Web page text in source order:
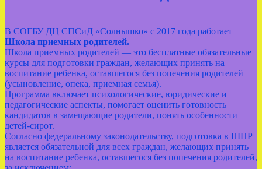
В СОГБУ ДЦ СПСиД «Солнышко» с 2017 года работает
Школа приемных родителей.
Школа приемных родителей — это бесплатные обязательные
курсы для подготовки граждан, желающих принять на
воспитание ребенка, оставшегося без попечения родителей
(усыновление, опека, приемная семья).
Программа включает психологические, юридические и
педагогические аспекты, помогает оценить готовность
кандидатов в замещающие родители, понять особенности
детей-сирот.
Согласно федеральному законодательству, подготовка в ШПР
является обязательной для всех граждан, желающих принять
на воспитание ребенка, оставшегося без попечения родителей,